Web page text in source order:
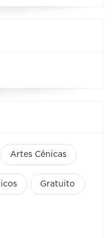
Artes Cênicas
Gratuito